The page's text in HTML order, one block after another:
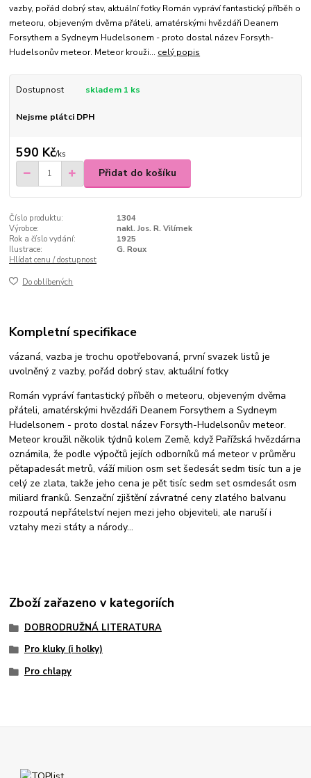
vazby, pořád dobrý stav, aktuální fotky Román vypráví fantastický příběh o
meteoru, objeveným dvěma přáteli, amatérskými hvězdáři Deanem
Forsythem a Sydneym Hudelsonem - proto dostal název Forsyth-
Hudelsonův meteor. Meteor krouži... celý popis
Dostupnost skladem 1 ks
Nejsme plátci DPH
590 Kč/ks
Přidat do košíku
Číslo produktu:
1304
Výrobce:
nakl. Jos. R. Vilímek
Rok a číslo vydání:
1925
Ilustrace:
G. Roux
Hlídat cenu / dostupnost
Do oblíbených
Kompletní specifikace
vázaná, vazba je trochu opotřebovaná, první svazek listů je
uvolněný z vazby, pořád dobrý stav, aktuální fotky
Román vypráví fantastický příběh o meteoru, objeveným dvěma
přáteli, amatérskými hvězdáři Deanem Forsythem a Sydneym
Hudelsonem - proto dostal název Forsyth-Hudelsonův meteor.
Meteor kroužil několik týdnů kolem Země, když Pařížská hvězdárna
oznámila, že podle výpočtů jejích odborníků má meteor v průměru
pětapadesát metrů, váží milion osm set šedesát sedm tisíc tun a je
celý ze zlata, takže jeho cena je pět tisíc sedm set osmdesát osm
miliard franků. Senzační zjištění závratné ceny zlatého balvanu
rozpoutá nepřátelství nejen mezi jeho objeviteli, ale naruší i
vztahy mezi státy a národy...
Zboží zařazeno v kategoriích
DOBRODRUŽNÁ LITERATURA
Pro kluky (i holky)
Pro chlapy